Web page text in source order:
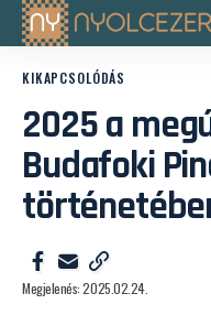
KIKAPCSOLÓDÁS
2025 a
Budafoki
Megjelenés: 2025.02.24.